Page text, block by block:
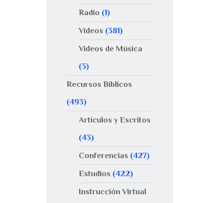
Radio (1)
Videos (381)
Videos de Música
(3)
Recursos Bíblicos
(493)
Artículos y Escritos
(43)
Conferencias (427)
Estudios (422)
Instrucción Virtual